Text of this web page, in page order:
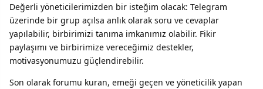
Değerli yöneticilerimizden bir isteğim olacak: Telegram
üzerinde bir grup açılsa anlık olarak soru ve cevaplar
yapılabilir, birbirimizi tanıma imkanımız olabilir. Fikir
paylaşımı ve birbirimize vereceğimiz destekler,
motivasyonumuzu güçlendirebilir.
Son olarak forumu kuran, emeği geçen ve yöneticilik yapan